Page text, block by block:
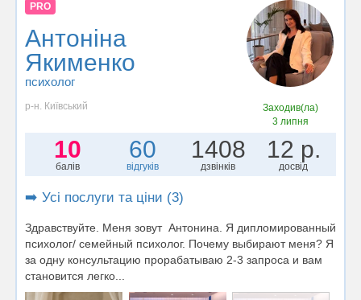
PRO
Антоніна
Якименко
психолог
р-н. Київський
Заходив(ла)
3 липня
10
балів
60
відгуків
1408
дзвінків
12 р.
досвід
➡️ Усі послуги та ціни (3)
Здравствуйте. Меня зовут Антонина. Я дипломированный
психолог/ семейный психолог. Почему выбирают меня? Я
за одну консультацию прорабатываю 2-3 запроса и вам
становится легко...